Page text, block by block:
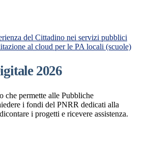
del Cittadino nei servizi pubblici
al cloud per le PA locali (scuole)
2026
che permette alle Pubbliche
i fondi del PNRR dedicati alla
i progetti e ricevere assistenza.